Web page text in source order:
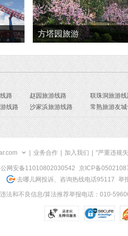
方塔园旅游
路 赵园旅游线路
联珠洞旅游
线路 沙家浜旅游线路
业务合作 加入我们 "严重违规
网安备11010802030542
京ICP备
去哪儿网投诉、咨询热线电话95117 举
法和不良信息/算法推荐举报电话：010-